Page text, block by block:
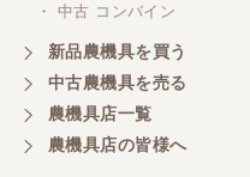
三重県／山本
共立シュレッター
く、エンジンも調
ざいました。
・ 中古 コンバイン
新品農機具を買う
中古農機具を売る
農機具店一覧
農機具店の皆様へ